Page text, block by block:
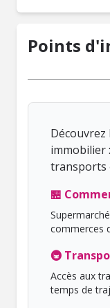
Points
immobilier
transports
🏪
commerces
🚇
Accès aux
temps de